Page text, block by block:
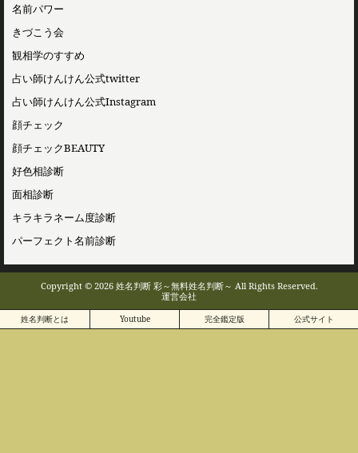
名前パワー
きづこう会
観相学のすすめ
占い師けんけん公式twitter
占い師けんけん公式Instagram
顔チェック
顔チェックBEAUTY
好色相診断
面相診断
キラキラネーム度診断
パーフェクト名前診断
Copyright © 2026 姓名判断 彩～無料姓名判断～ All Rights Reserved.
運営会社
姓名判断とは Youtube 完全鑑定版 公式サイト